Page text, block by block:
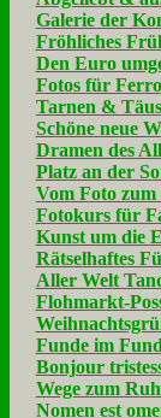
Galerie der
Fröhliches
Den Euro
Fotos für
Tarnen &
Schöne neue
Dramen des
Platz an der
Vom Foto zum
Fotokurs für
Kunst um die
Rätselhaftes
Aller Welt
Flohmarkt-
Funde im
Bonjour
Wege zum
Nomen est